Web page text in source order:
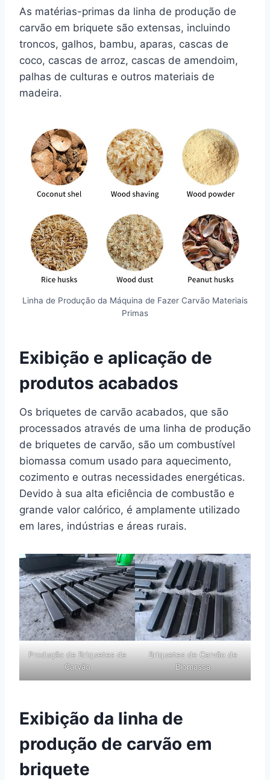
As matérias-primas da linha de produção de
carvão em briquete são extensas, incluindo
troncos, galhos, bambu, aparas, cascas de
coco, cascas de arroz, cascas de amendoim,
palhas de culturas e outros materiais de
madeira.
Linha de Produção da Máquina de Fazer Carvão Materiais
Primas
Exibição e aplicação de
produtos acabados
Os briquetes de carvão acabados, que são
processados através de uma linha de produção
de briquetes de carvão, são um combustível
biomassa comum usado para aquecimento,
cozimento e outras necessidades energéticas.
Devido à sua alta eficiência de combustão e
grande valor calórico, é amplamente utilizado
em lares, indústrias e áreas rurais.
Produção de Briquetes de
Carvão
Briquetes de Carvão de
Biomassa
Exibição da linha de
produção de carvão em
briquete